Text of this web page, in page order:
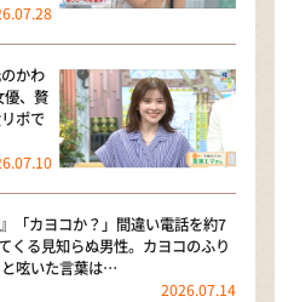
かわ
優、贅
ポで
「カヨコか？」間違い電話を約7
くる見知らぬ男性。カヨコのふり
呟いた言葉は…
2026.07.14